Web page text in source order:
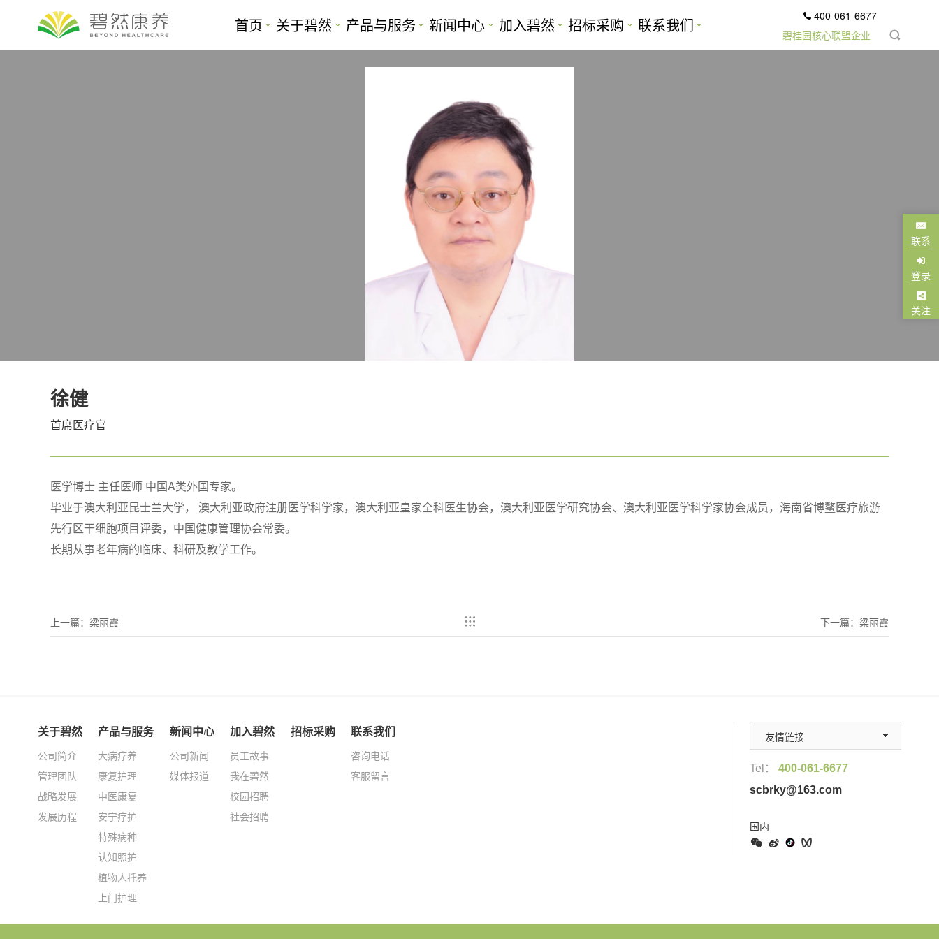
联系
登录
关注
首页 关于碧然 产品与服务 新闻中心 加入碧然 招标采购 联系我们
400-061-6677
碧桂园核心联盟企业
徐健
首席医疗官
医学博士 主任医师 中国A类外国专家。
毕业于澳大利亚昆士兰大学， 澳大利亚政府注册医学科学家，澳大利亚皇家全科医生协会，澳大利亚医学研究协会、澳大利亚医学科学家协会成员，海南省博鳌医疗旅游
先行区干细胞项目评委，中国健康管理协会常委。
长期从事老年病的临床、科研及教学工作。
上一篇：梁丽霞 下一篇：梁丽霞
关于碧然
公司简介
管理团队
战略发展
发展历程
产品与服务
大病疗养
康复护理
中医康复
安宁疗护
特殊病种
认知照护
植物人托养
上门护理
新闻中心
公司新闻
媒体报道
加入碧然
员工故事
我在碧然
校园招聘
社会招聘
招标采购 联系我们
咨询电话
客服留言
友情链接
Tel： 400-061-6677
scbrky@163.com
国内